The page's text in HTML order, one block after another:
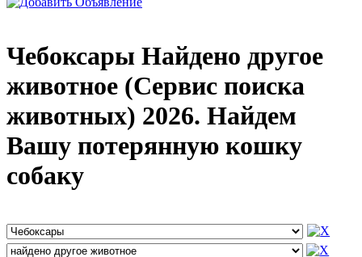
Чебоксары Найдено другое
животное (Сервис поиска
животных) 2026. Найдем
Вашу потерянную кошку
собаку